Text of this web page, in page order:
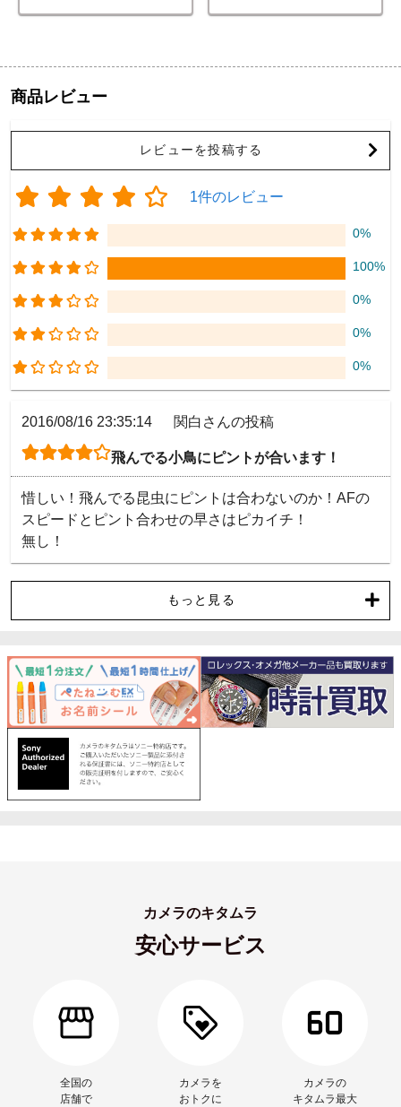
商品レビュー
レビューを投稿する
1件のレビュー
0%
100%
0%
0%
0%
2016/08/16 23:35:14 関白さんの投稿
飛んでる小鳥にピントが合います！
惜しい！飛んでる昆虫にピントは合わないのか！AFの
スピードとピント合わせの早さはピカイチ！
無し！
もっと見る
カメラのキタムラ
安心サービス
全国の
店舗で
カメラを
おトクに
カメラの
キタムラ最大